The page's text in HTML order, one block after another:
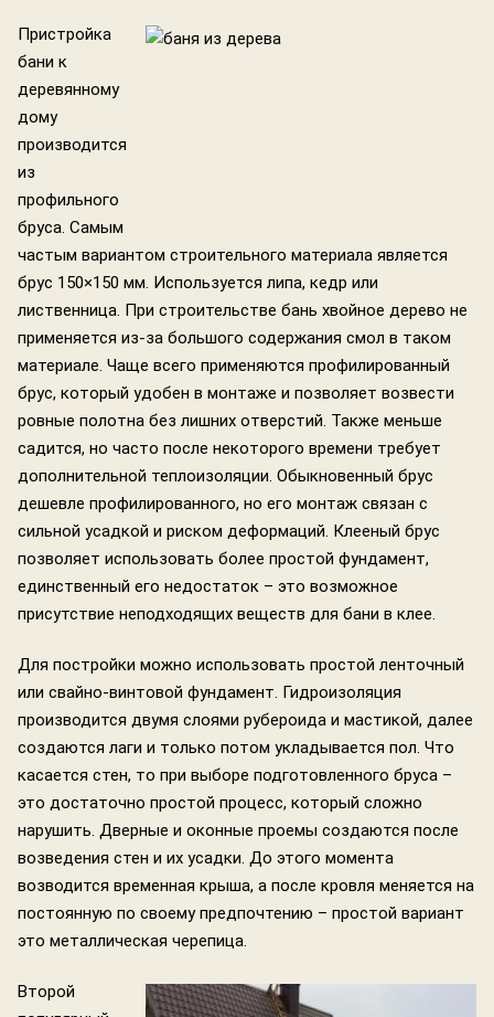
Пристройка
бани к
деревянному
дому
производится
из
профильного
бруса. Самым
частым вариантом строительного материала является
брус 150×150 мм. Используется липа, кедр или
лиственница. При строительстве бань хвойное дерево не
применяется из-за большого содержания смол в таком
материале. Чаще всего применяются профилированный
брус, который удобен в монтаже и позволяет возвести
ровные полотна без лишних отверстий. Также меньше
садится, но часто после некоторого времени требует
дополнительной теплоизоляции. Обыкновенный брус
дешевле профилированного, но его монтаж связан с
сильной усадкой и риском деформаций. Клееный брус
позволяет использовать более простой фундамент,
единственный его недостаток – это возможное
присутствие неподходящих веществ для бани в клее.
Для постройки можно использовать простой ленточный
или свайно-винтовой фундамент. Гидроизоляция
производится двумя слоями рубероида и мастикой, далее
создаются лаги и только потом укладывается пол. Что
касается стен, то при выборе подготовленного бруса –
это достаточно простой процесс, который сложно
нарушить. Дверные и оконные проемы создаются после
возведения стен и их усадки. До этого момента
возводится временная крыша, а после кровля меняется на
постоянную по своему предпочтению – простой вариант
это металлическая черепица.
Второй